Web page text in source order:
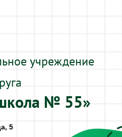
учреждение
№ 55»
5